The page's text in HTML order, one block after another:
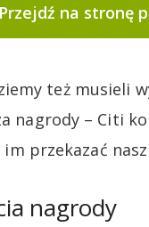
Przejdź na stronę
też musieli
nagrody – Citi
przekazać
nagrody